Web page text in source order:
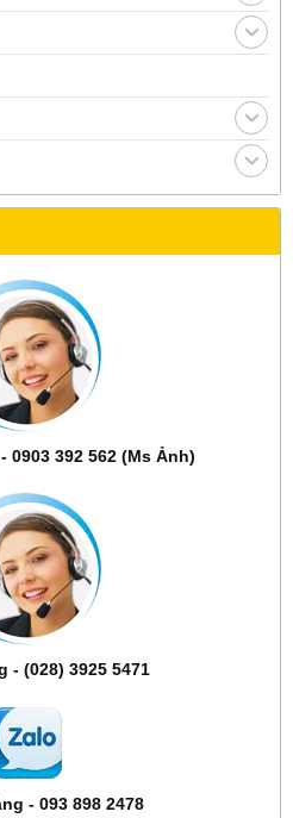
0903 392 562 (Ms Ảnh)
- (028) 3925 5471
- 093 898 2478